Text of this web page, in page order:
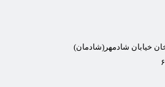
خیابان شادمهر(شادمان)